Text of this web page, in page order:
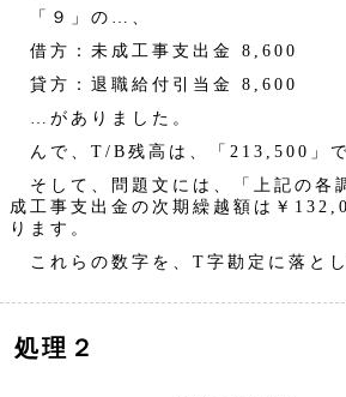
「９」の…、
借方：未成工事支出金 8,600
貸方：退職給付引当金 8,600
…がありました。
んで、T/B残高は、「213,500」で
そして、問題文には、「上記の各
成工事支出金の次期繰越額は￥
ります。
これらの数字を、T字勘定に落とし
処理２